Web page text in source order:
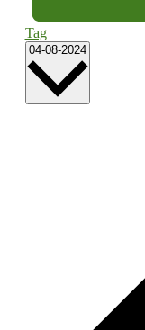
Tag
04-08-2024 Datum